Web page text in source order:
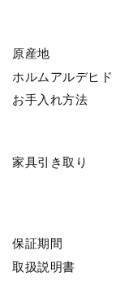
原産地
ホルムアルデヒド
お手入れ方法
家具引き取り
保証期間
取扱説明書